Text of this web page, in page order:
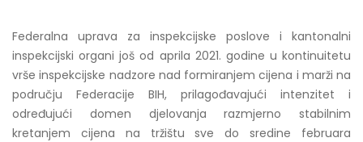
Federalna uprava za inspekcijske poslove i kantonalni
inspekcijski organi još od aprila 2021. godine u kontinuitetu
vrše inspekcijske nadzore nad formiranjem cijena i marži na
području Federacije BIH, prilagođavajući intenzitet i
određujući domen djelovanja razmjerno stabilnim
kretanjem cijena na tržištu sve do sredine februara